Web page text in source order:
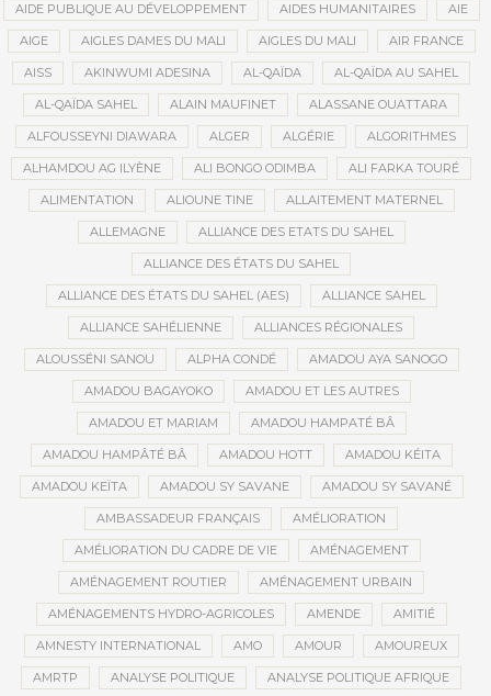
AIDE PUBLIQUE AU DÉVELOPPEMENT AIDES HUMANITAIRES AIE
AIGE AIGLES DAMES DU MALI AIGLES DU MALI AIR FRANCE
AISS AKINWUMI ADESINA AL-QAÏDA AL-QAÏDA AU SAHEL
AL-QAÏDA SAHEL ALAIN MAUFINET ALASSANE OUATTARA
ALFOUSSEYNI DIAWARA ALGER ALGÉRIE ALGORITHMES
ALHAMDOU AG ILYÈNE ALI BONGO ODIMBA ALI FARKA TOURÉ
ALIMENTATION ALIOUNE TINE ALLAITEMENT MATERNEL
ALLEMAGNE ALLIANCE DES ETATS DU SAHEL
ALLIANCE DES ÉTATS DU SAHEL
ALLIANCE DES ÉTATS DU SAHEL (AES) ALLIANCE SAHEL
ALLIANCE SAHÉLIENNE ALLIANCES RÉGIONALES
ALOUSSÉNI SANOU ALPHA CONDÉ AMADOU AYA SANOGO
AMADOU BAGAYOKO AMADOU ET LES AUTRES
AMADOU ET MARIAM AMADOU HAMPATÉ BÂ
AMADOU HAMPÂTÉ BÂ AMADOU HOTT AMADOU KÉITA
AMADOU KEÏTA AMADOU SY SAVANE AMADOU SY SAVANÉ
AMBASSADEUR FRANÇAIS AMÉLIORATION
AMÉLIORATION DU CADRE DE VIE AMÉNAGEMENT
AMÉNAGEMENT ROUTIER AMÉNAGEMENT URBAIN
AMÉNAGEMENTS HYDRO-AGRICOLES AMENDE AMITIÉ
AMNESTY INTERNATIONAL AMO AMOUR AMOUREUX
AMRTP ANALYSE POLITIQUE ANALYSE POLITIQUE AFRIQUE